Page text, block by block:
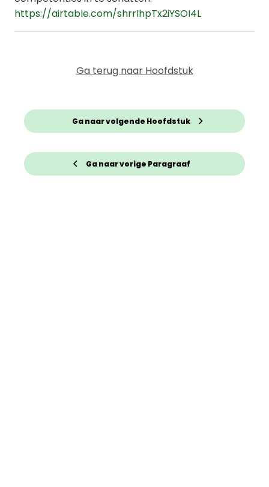
https://airtable.com/shrrIhpTx2iYSOI4L
Ga naar vorige Paragraaf
Ga terug naar Hoofdstuk
Ga naar volgende Hoofdstuk